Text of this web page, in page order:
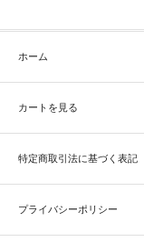
ホーム
カートを見る
特定商取引法に基づく表記
プライバシーポリシー